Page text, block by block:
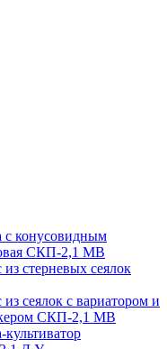
с конусовидным
СКП-2,1 МВ
стерневых сеялок
сеялок с вариатором и
СКП-2,1 МВ
культиватор